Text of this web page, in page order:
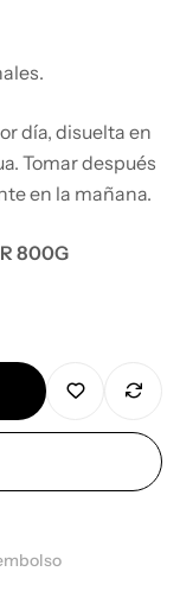
día, disuelta en
Tomar después
en la mañana.
800G